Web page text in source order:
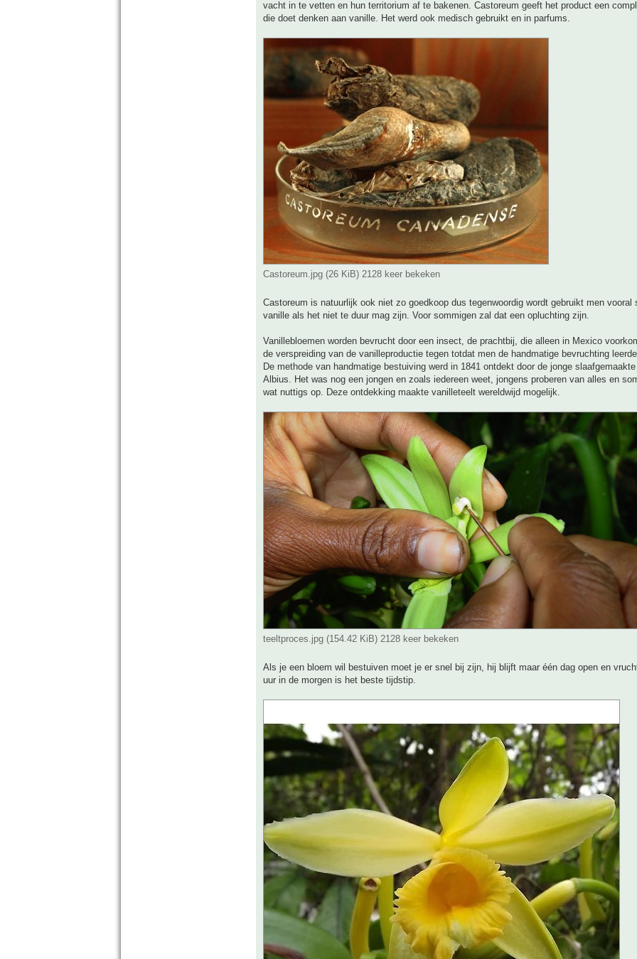
vacht in te vetten en hun territorium af te bakenen. Castoreum geeft het product een
die doet denken aan vanille. Het werd ook medisch gebruikt en in parfums.
Castoreum.jpg (26 KiB) 2128 keer bekeken
Castoreum is natuurlijk ook niet zo goedkoop dus tegenwoordig wordt gebruikt men vooral
vanille als het niet te duur mag zijn. Voor sommigen zal dat een opluchting zijn.
Vanillebloemen worden bevrucht door een insect, de prachtbij, die alleen in Mexico
de verspreiding van de vanilleproductie tegen totdat men de handmatige bevruchting
De methode van handmatige bestuiving werd in 1841 ontdekt door de jonge
Albius. Het was nog een jongen en zoals iedereen weet, jongens proberen van alles en
wat nuttigs op. Deze ontdekking maakte vanilleteelt wereldwijd mogelijk.
teeltproces.jpg (154.42 KiB) 2128 keer bekeken
Als je een bloem wil bestuiven moet je er snel bij zijn, hij blijft maar één dag open en
uur in de morgen is het beste tijdstip.